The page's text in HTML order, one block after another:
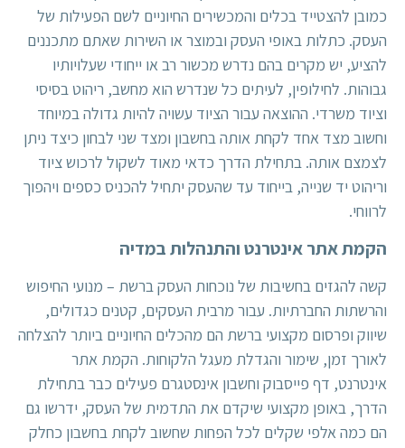
כמובן להצטייד בכלים והמכשירים החיוניים לשם הפעילות של
העסק. כתלות באופי העסק ובמוצר או השירות שאתם מתכננים
להציע, יש מקרים בהם נדרש מכשור רב או ייחודי שעלויותיו
גבוהות. לחילופין, לעיתים כל שנדרש הוא מחשב, ריהוט בסיסי
וציוד משרדי. ההוצאה עבור הציוד עשויה להיות גדולה במיוחד
וחשוב מצד אחד לקחת אותה בחשבון ומצד שני לבחון כיצד ניתן
לצמצם אותה. בתחילת הדרך כדאי מאוד לשקול לרכוש ציוד
וריהוט יד שנייה, בייחוד עד שהעסק יתחיל להכניס כספים ויהפוך
לרווחי.
הקמת אתר אינטרנט והתנהלות במדיה
קשה להגזים בחשיבות של נוכחות העסק ברשת – מנועי החיפוש
והרשתות החברתיות. עבור מרבית העסקים, קטנים כגדולים,
שיווק ופרסום מקצועי ברשת הם מהכלים החיוניים ביותר להצלחה
לאורך זמן, שימור והגדלת מעגל הלקוחות. הקמת אתר
אינטרנט, דף פייסבוק וחשבון אינסטגרם פעילים כבר בתחילת
הדרך, באופן מקצועי שיקדם את התדמית של העסק, ידרשו גם
הם כמה אלפי שקלים לכל הפחות שחשוב לקחת בחשבון כחלק